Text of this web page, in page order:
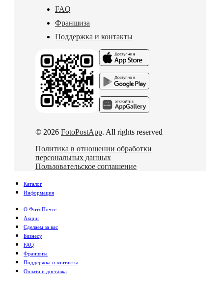
FAQ
Франшиза
Поддержка и контакты
© 2026 FotoPostApp. All rights reserved
Политика в отношении обработки
персональных данных
Пользовательское соглашение
Каталог
Информация
О ФотоПочте
Акции
Сделаем за вас
Бизнесу
FAQ
Франшиза
Поддержка и контакты
Оплата и доставка